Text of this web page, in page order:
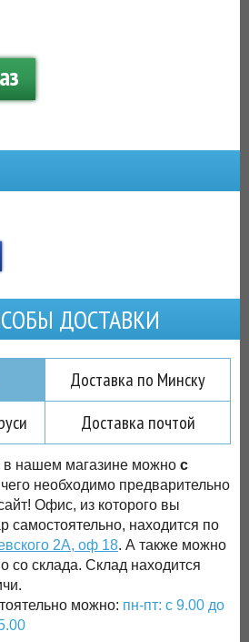
ДОСТАВКИ
Доставка по Минску
Доставка почтой
в нашем магазине можно с
необходимо предварительно
Офис, из которого вы
самостоятельно, находится по
2А, оф 18. А также можно
со склада. Склад находится
можно: пн-пт: с 9.00 до